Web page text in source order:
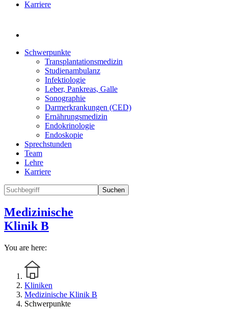
Karriere
Schwerpunkte
Transplantationsmedizin
Studienambulanz
Infektiologie
Leber, Pankreas, Galle
Sonographie
Darmerkrankungen (CED)
Ernährungsmedizin
Endokrinologie
Endoskopie
Sprechstunden
Team
Lehre
Karriere
Suchen
Medizinische
Klinik B
You are here:
Kliniken
Medizinische Klinik B
Schwerpunkte